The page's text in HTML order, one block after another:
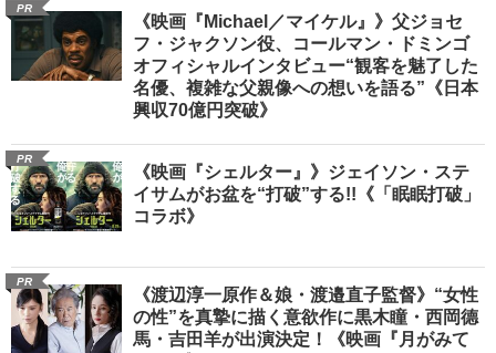
PR
《映画『Michael／マイケル』》父ジョセ
フ・ジャクソン役、コールマン・ドミンゴ
オフィシャルインタビュー“観客を魅了した
名優、複雑な父親像への想いを語る”《日本
興収70億円突破》
PR
《映画『シェルター』》ジェイソン・ステ
イサムがお盆を“打破”する!!《「眠眠打破」
コラボ》
PR
《渡辺淳一原作＆娘・渡邉直子監督》“女性
の性”を真摯に描く意欲作に黒木瞳・西岡德
馬・吉田羊が出演決定！《映画『月がみて